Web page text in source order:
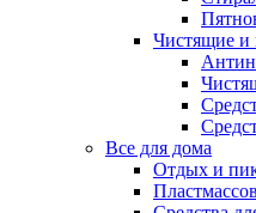
Чистящие и
Все для дома
Отдых и